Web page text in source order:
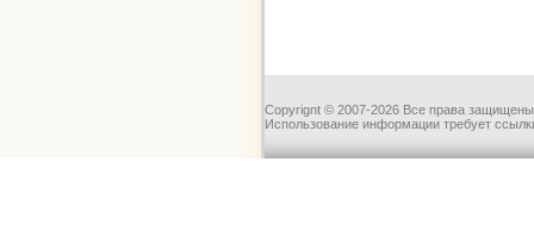
Copyrignt © 2007-2026 Все права
Использование информации требует